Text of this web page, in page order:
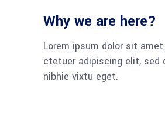
Why we are here?
Lorem ipsum dolor sit
ctetuer adipiscing elit, sed
nibhie vixtu eget.